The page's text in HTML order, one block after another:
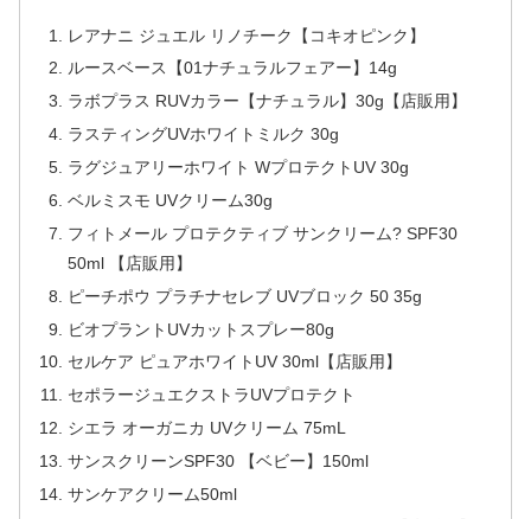
レアナニ ジュエル リノチーク【コキオピンク】
ルースベース【01ナチュラルフェアー】14g
ラボプラス RUVカラー【ナチュラル】30g【店販用】
ラスティングUVホワイトミルク 30g
ラグジュアリーホワイト WプロテクトUV 30g
ベルミスモ UVクリーム30g
フィトメール プロテクティブ サンクリーム? SPF30
50ml 【店販用】
ピーチポウ プラチナセレブ UVブロック 50 35g
ビオプラントUVカットスプレー80g
セルケア ピュアホワイトUV 30ml【店販用】
セポラージュエクストラUVプロテクト
シエラ オーガニカ UVクリーム 75mL
サンスクリーンSPF30 【ベビー】150ml
サンケアクリーム50ml